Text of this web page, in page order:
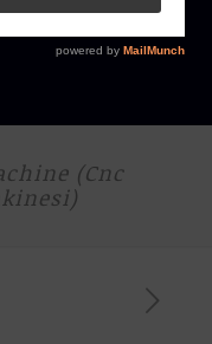
(Cnc